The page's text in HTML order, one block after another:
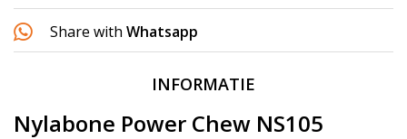
Share with Whatsapp
INFORMATIE
Nylabone Power Chew NS105